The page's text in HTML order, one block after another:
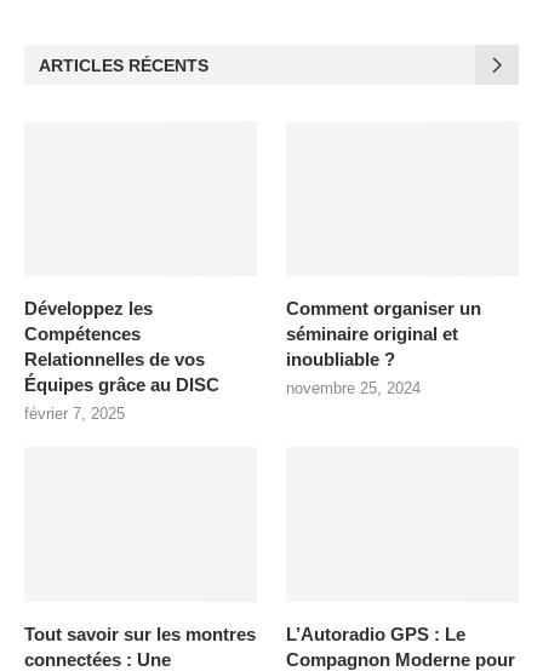
ARTICLES RÉCENTS
Développez les
Compétences
Relationnelles de vos
Équipes grâce au DISC
février 7, 2025
Comment organiser un
séminaire original et
inoubliable ?
novembre 25, 2024
Tout savoir sur les montres
connectées : Une
L’Autoradio GPS : Le
Compagnon Moderne pour